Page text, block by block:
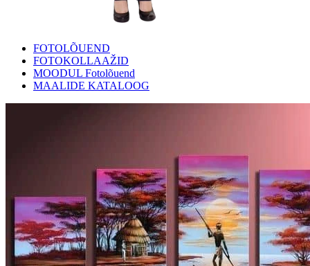
FOTOLÕUEND
FOTOKOLLAAŽID
MOODUL Fotolõuend
MAALIDE KATALOOG